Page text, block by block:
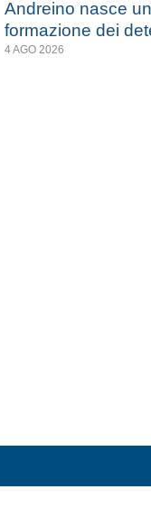
Andreino nasce
formazione dei
4 AGO 2026